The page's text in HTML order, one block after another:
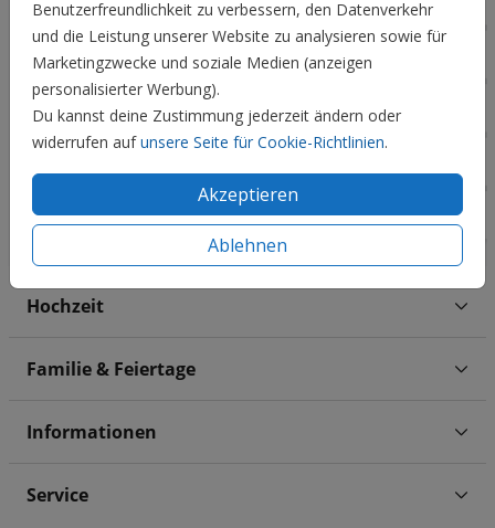
Benutzerfreundlichkeit zu verbessern, den Datenverkehr
und die Leistung unserer Website zu analysieren sowie für
Marketingzwecke und soziale Medien (anzeigen
personalisierter Werbung).
Du kannst deine Zustimmung jederzeit ändern oder
widerrufen aufunsere Seite für Cookie-Richtlinien.
Akzeptieren
Ablehnen
Hochzeit
Familie & Feiertage
Informationen
Service